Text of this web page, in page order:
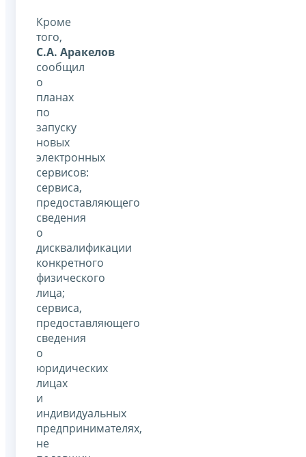
Кроме
того,
С.А. Аракелов
сообщил
о
планах
по
запуску
новых
электронных
сервисов:
сервиса,
предоставляющего
сведения
о
дисквалификации
конкретного
физического
лица;
сервиса,
предоставляющего
сведения
о
юридических
лицах
и
индивидуальных
предпринимателях,
не